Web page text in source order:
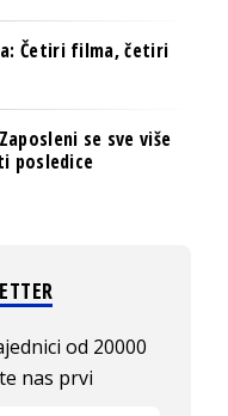
Četiri filma, četiri
se sve više
posledice
od 20000
nas prvi